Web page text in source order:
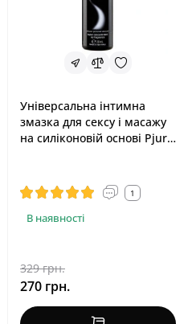
Універсальна інтимна
змазка для сексу і масажу
на силіконовій основі Pjur
1
В наявності
329 грн.
270 грн.